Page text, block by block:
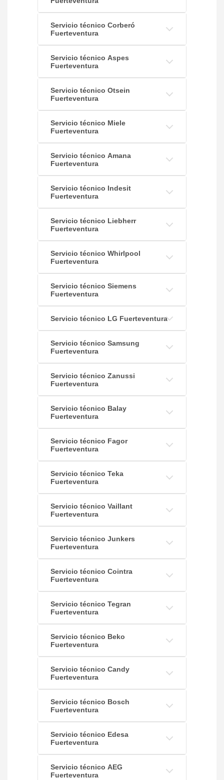
Servicio técnico Corberó
Fuerteventura
Servicio técnico Aspes
Fuerteventura
Servicio técnico Otsein
Fuerteventura
Servicio técnico Miele
Fuerteventura
Servicio técnico Amana
Fuerteventura
Servicio técnico Indesit
Fuerteventura
Servicio técnico Liebherr
Fuerteventura
Servicio técnico Whirlpool
Fuerteventura
Servicio técnico Siemens
Fuerteventura
Servicio técnico LG Fuerteventura
Servicio técnico Samsung
Fuerteventura
Servicio técnico Zanussi
Fuerteventura
Servicio técnico Balay
Fuerteventura
Servicio técnico Fagor
Fuerteventura
Servicio técnico Teka
Fuerteventura
Servicio técnico Vaillant
Fuerteventura
Servicio técnico Junkers
Fuerteventura
Servicio técnico Cointra
Fuerteventura
Servicio técnico Tegran
Fuerteventura
Servicio técnico Beko
Fuerteventura
Servicio técnico Candy
Fuerteventura
Servicio técnico Bosch
Fuerteventura
Servicio técnico Edesa
Fuerteventura
Servicio técnico AEG
Fuerteventura